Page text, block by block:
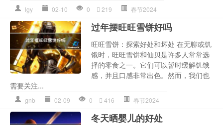
lgy 02-10 0 219 春节2024
过年摆旺旺雪饼好吗
旺旺雪饼：探索好处和坏处 在无聊或饥
饿时，旺旺雪饼和仙贝是许多人常常选
择的零食之一。它们可以暂时缓解饥饿
感，并且口感非常出色。然而，我们也
需要关注...
gnb 02-09 0 416 春节2024
冬天晒婴儿的好处